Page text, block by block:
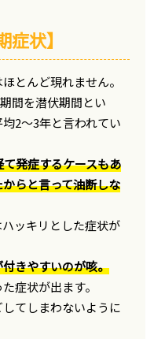
状】
とんど現れません。
間を潜伏期間とい
2〜3年と言われてい
発症するケースもあ
らと言って油断しな
ッキリとした症状が
きやすいのが咳。
症状が出ます。
てしまわないように